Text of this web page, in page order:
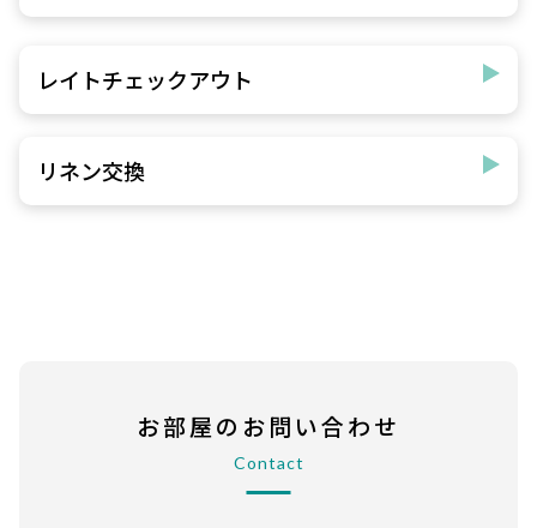
レイトチェックアウト
リネン交換
お部屋のお問い合わせ
Contact